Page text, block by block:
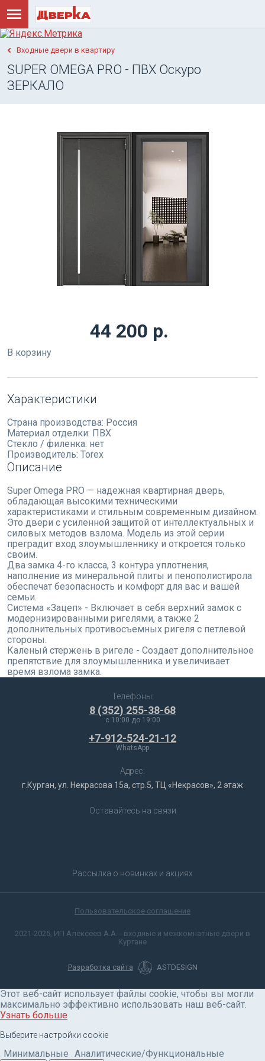
Входные двери в квартиру
SUPER OMEGA PRO - ПВХ Оскуро
ЗЕРКАЛО
44 200 р.
В корзину
Характеристики
Страна производства: Россия
Материал отделки: ПВХ
Стекло / филенка: нет
Производитель: Torex
Описание
Super Omega PRO — надежная квартирная дверь,
обладающая высокими техническими
характеристиками и стильным современным дизайном.
Это двери с усиленной защитой от интеллектуальных и
силовых методов взлома. Модель из этой серии
преградит вход злоумышленнику и откроется только
своим.
Два замка 4-го класса, 3 контура уплотнения,
наполнение из минеральной плиты и пенополистирола
обеспечат безопасность и комфорт для вас и вашей
семьи.
Система «Зацеп» - Включает в себя верхний замок с
модернизированными ригелями, а также 2
дополнительных противосъемных ригеля с петлевой
стороны.
Каленый стержень в ригеле - Создает дополнительное
препятствие для злоумышленника и увеличивает
время взлома замка.
Телефоны:
8 (352) 255-38-68
c 10:00 до 19:00
+7-912-524-21-12
WhatsApp
Адрес:
г.Курган, ул. Некрасова 15а, стр.5, ТЦ «Некрасов», 2 этаж
Оставайтесь на связи
Рассылка о новинках и акциях
Пользовательское соглашение
2021-2025, ИП Алексеев А.А. - входные и межкомнатные двери в
Кургане
Разработка сайта ASTDESIGN
Этот веб-сайт использует файлы cookie, чтобы вы могли
максимально эффективно использовать наш веб-сайт.
Узнать больше
Выберите настройки cookie
Минимальные Аналитические/Функциональные